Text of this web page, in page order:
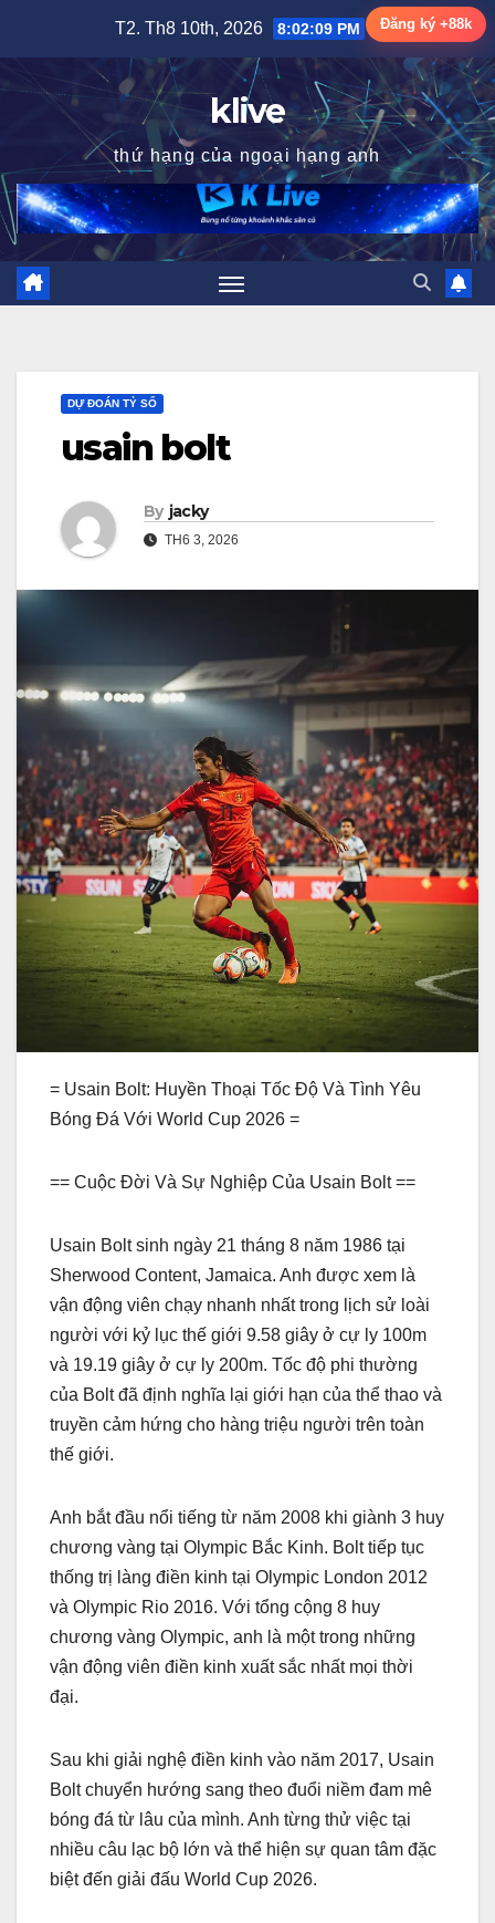
content
T2. Th8 10th, 2026 8:02:10 PM
klive
thứ hạng của ngoại hạng anh
DỰ ĐOÁN TỶ SỐ
usain bolt
By jacky
TH6 3, 2026
= Usain Bolt: Huyền Thoại Tốc Độ Và Tình Yêu
Bóng Đá Với World Cup 2026 =
== Cuộc Đời Và Sự Nghiệp Của Usain Bolt ==
Usain Bolt sinh ngày 21 tháng 8 năm 1986 tại
Sherwood Content, Jamaica. Anh được xem là
vận động viên chạy nhanh nhất trong lịch sử loài
người với kỷ lục thế giới 9.58 giây ở cự ly 100m
và 19.19 giây ở cự ly 200m. Tốc độ phi thường
của Bolt đã định nghĩa lại giới hạn của thể thao và
truyền cảm hứng cho hàng triệu người trên toàn
thế giới.
Anh bắt đầu nổi tiếng từ năm 2008 khi giành 3 huy
chương vàng tại Olympic Bắc Kinh. Bolt tiếp tục
thống trị làng điền kinh tại Olympic London 2012
và Olympic Rio 2016. Với tổng cộng 8 huy
chương vàng Olympic, anh là một trong những
vận động viên điền kinh xuất sắc nhất mọi thời
đại.
Sau khi giải nghệ điền kinh vào năm 2017, Usain
Bolt chuyển hướng sang theo đuổi niềm đam mê
bóng đá từ lâu của mình. Anh từng thử việc tại
nhiều câu lạc bộ lớn và thể hiện sự quan tâm đặc
biệt đến giải đấu World Cup 2026.
Đăng ký +88k